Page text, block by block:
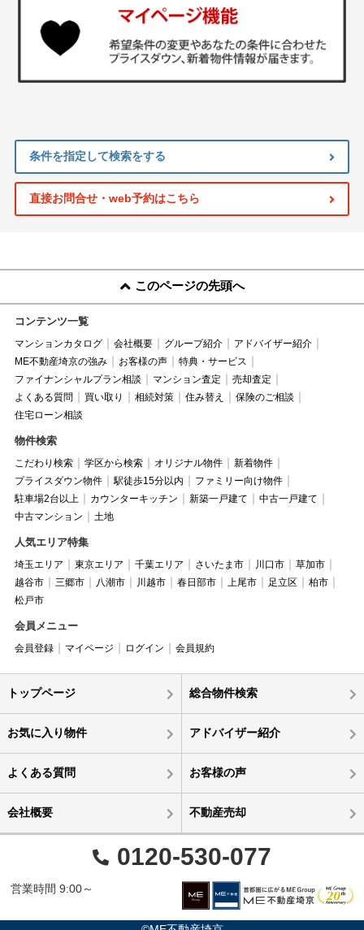
条件を指定して検索をする
直接お問合せ・web予約はこちら
このページの先頭へ
コンテンツ一覧
マンションカタログ 会社概要 グループ紹介
アドバイザー紹介
ME不動産埼京の強み
お客様の声
特典・サービス
ファイナンシャルプラン相談
マンション査定
売却査定
よくある質問
買い取り 相続対策 住み替え
保険のご相談
住宅ローン相談
物件検索
こだわり検索 学区から検索 オリジナル物件
新着物件
プライスダウン物件
駅徒歩15分以内
ファミリー向け物件
駐車場2台以上
カウンターキッチン 新築一戸建て
中古一戸建て
中古マンション
土地
人気エリア特集
埼玉エリア 東京エリア 千葉エリア さいたま市 川口市
草加市
越谷市
三郷市 八潮市 川越市 春日部市 上尾市 足立区
柏市
松戸市
会員メニュー
会員登録 マイページ ログイン 会員規約
トップページ 総合物件検索
お気に入り物件 アドバイザー紹介
よくある質問 お客様の声
会社概要 不動産売却
0120-530-077
営業時間 9:00～